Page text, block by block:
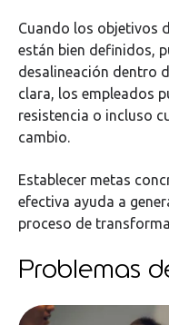
Cuando los objetivos
están bien definidos,
desalineación dentro
clara, los empleados
resistencia o incluso
cambio.
Establecer metas
efectiva ayuda a
proceso de
Problemas